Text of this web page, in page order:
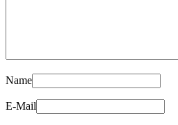
Name
E-Mail